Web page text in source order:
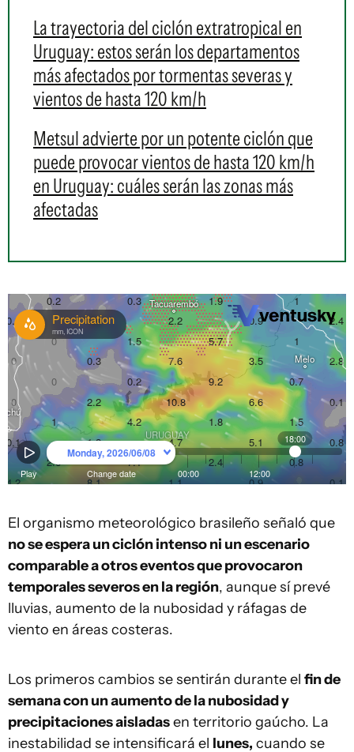
La trayectoria del ciclón extratropical en
Uruguay: estos serán los departamentos
más afectados por tormentas severas y
vientos de hasta 120 km/h
Metsul advierte por un potente ciclón que
puede provocar vientos de hasta 120 km/h
en Uruguay: cuáles serán las zonas más
afectadas
El organismo meteorológico brasileño señaló que
no se espera un ciclón intenso ni un escenario
comparable a otros eventos que provocaron
temporales severos en la región, aunque sí prevé
lluvias, aumento de la nubosidad y ráfagas de
viento en áreas costeras.
Los primeros cambios se sentirán durante el fin de
semana con un aumento de la nubosidad y
precipitaciones aisladasen territorio gaúcho. La
inestabilidad se intensificará el lunes, cuando se